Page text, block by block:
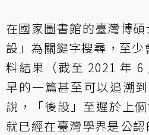
在國家圖書館的臺灣博
設」為關鍵字搜尋，至
料結果（截至 2021 年 6
早的一篇甚至可以追溯
說，「後設」至遲於上
就已經在臺灣學界是公